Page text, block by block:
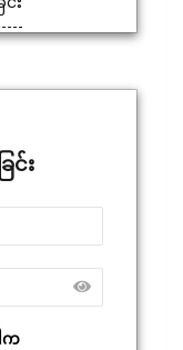
င်း
က